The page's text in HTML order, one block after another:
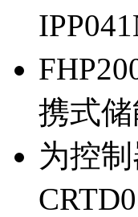
携式储
为控